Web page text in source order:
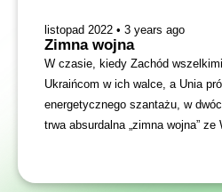
listopad 2022 • 3 years ago
Zimna wojna
W czasie, kiedy Zachód
Ukraińcom w ich walce, a Unia
energetycznego szantażu, w
trwa absurdalna „zimna wojna” ze